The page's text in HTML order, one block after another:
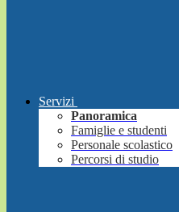
Servizi
Panoramica
Famiglie e studenti
Personale scolastico
Percorsi di studio